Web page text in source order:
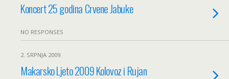
Koncert 25 godina Crvene Jabuke
NO RESPONSES
2. SRPNJA 2009.
Makarsko Ljeto 2009 Kolovoz i Rujan